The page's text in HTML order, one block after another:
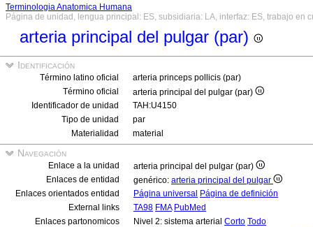
Terminologia Anatomica Humana
Página de unidad, lengua principal: ES, subsidiaria: LA, interfaz: ES, trabajo en
arteria principal del pulgar (par)
Identificación
Término latino oficial
arteria princeps pollicis (par)
Término oficial
arteria principal del pulgar (par)
Identificador de unidad
TAH:U4150
Tipo de unidad
par
Materialidad
material
Navegación
Enlace a la unidad
arteria principal del pulgar (par)
Enlaces de entidad
genérico: arteria principal del pulgar
Enlaces orientados entidad
Página universal Página de definición
External links
TA98 FMA PubMed
Enlaces partonomicos
Nivel 2: sistema arterial Corto Todo